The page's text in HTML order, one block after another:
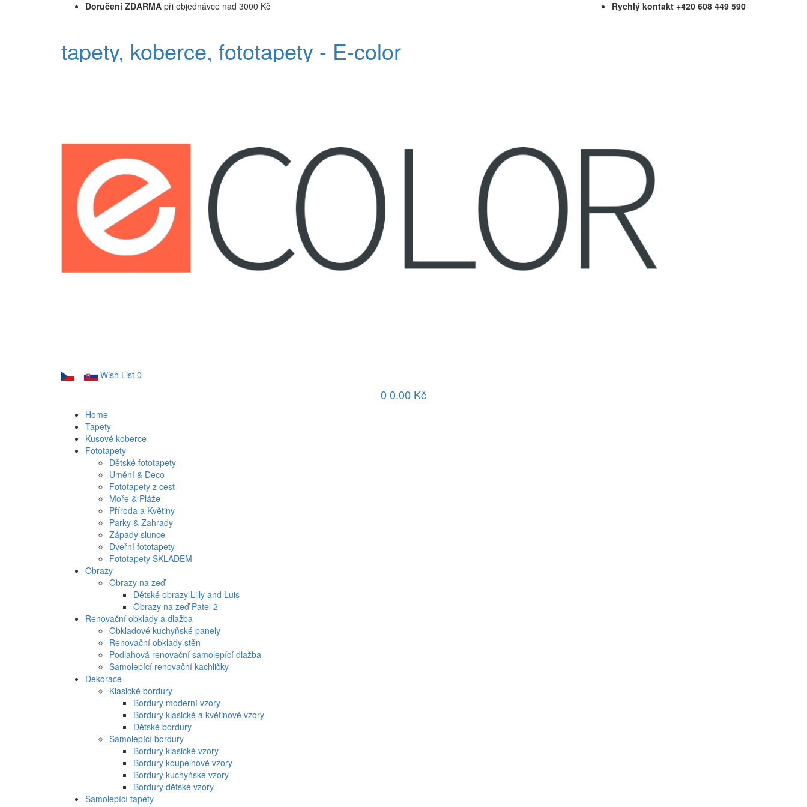
Doručení ZDARMA při objednávce nad 3000 Kč Rychlý kontakt +420 608 449 590
tapety, koberce, fototapety - E-color
Wish List 0
0 0.00 Kč
Home
Tapety
Kusové koberce
Fototapety
Dětské fototapety
Umění & Deco
Fototapety z cest
Moře & Pláže
Příroda a Květiny
Parky & Zahrady
Západy slunce
Dveřní fototapety
Fototapety SKLADEM
Obrazy
Obrazy na zeď
Dětské obrazy Lilly and Luis
Obrazy na zeď Patel 2
Renovační obklady a dlažba
Obkladové kuchyňské panely
Renovační obklady stěn
Podlahová renovační samolepící dlažba
Samolepící renovační kachličky
Dekorace
Klasické bordury
Bordury moderní vzory
Bordury klasické a květinové vzory
Dětské bordury
Samolepící bordury
Bordury klasické vzory
Bordury koupelnové vzory
Bordury kuchyňské vzory
Bordury dětské vzory
Samolepící tapety